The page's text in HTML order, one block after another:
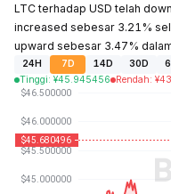
LTC terhadap USD telah
increased sebesar 3.21%
upward sebesar 3.47%
24H 7D 14D 30D
Tinggi: ¥45.945456 Rendah: ¥